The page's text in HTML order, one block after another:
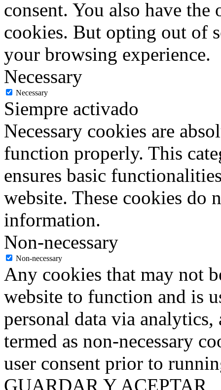
consent. You also have
cookies. But opting out of
your browsing experience.
Necessary
Necessary
Siempre activado
Necessary cookies are
function properly. This
ensures basic
website. These cookies do
information.
Non-necessary
Non-necessary
Any cookies that may not
website to function and is
personal data via analytics,
termed as non-necessary
user consent prior to
GUARDAR Y ACEPTAR